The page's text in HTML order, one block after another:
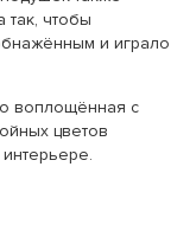
так, чтобы
и играло
воплощённая с
цветов